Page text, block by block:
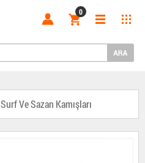
0
Surf Ve Sazan Kamışları